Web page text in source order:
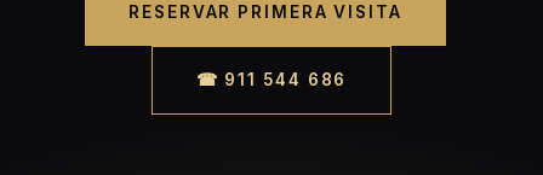
RESERVAR PRIMERA VISITA
☎ 911 544 686